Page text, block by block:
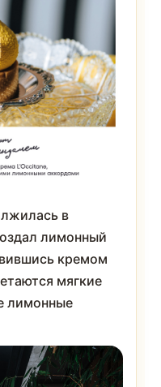
в
лимонный
кремом
мягкие
лимонные